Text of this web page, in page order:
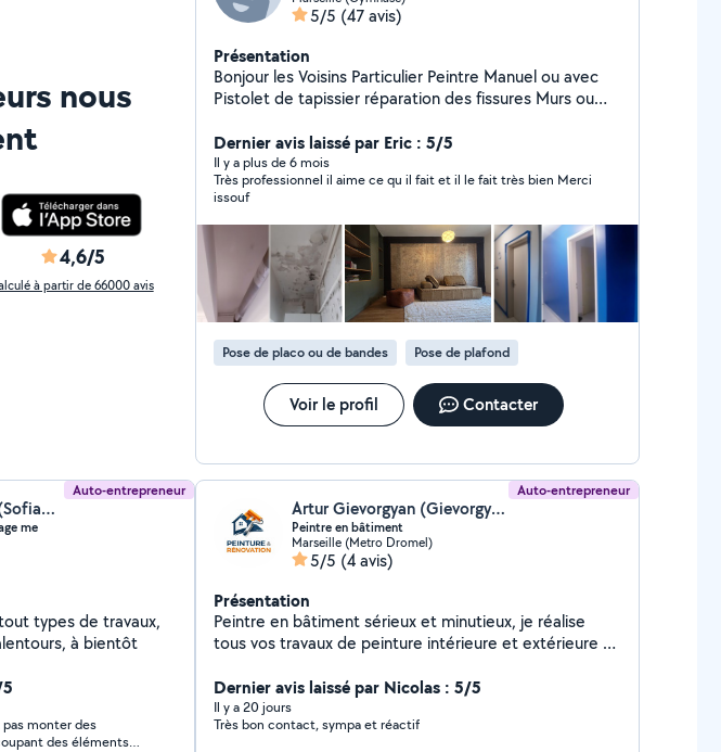
nous
4,6/5
à partir de 66000 avis
5/5 (47 avis)
Présentation
Bonjour les Voisins Particulier Peintre Manuel ou avec
Pistolet de tapissier réparation des fissures Murs ou
n'hésitez pas Laissez sms ou tél apartir de 16h...ou en
week.. merci pour votre confiance !!
Dernier avis laissé par Eric : 5/5
Il y a plus de 6 mois
Très professionnel il aime ce qu il fait et il le fait très bien Merci
issouf
Pose de placo ou de bandes Pose de plafond
Voir le profil Contacter
Auto-entrepreneur
Bouzid Bouabdellah (Sofiaentreprise)
me
à bientôt
pas monter des
des éléments
Auto-entrepreneur
Artur Gievorgyan (Gievorgyan Artur)
Peintre en bâtiment
Marseille (Metro Dromel)
5/5 (4 avis)
Présentation
Peintre en bâtiment sérieux et minutieux, je réalise
tous vos travaux de peinture intérieure et extérieure à
finitions propres et travail de qualité. Devis gratuit.
Dernier avis laissé par Nicolas : 5/5
Il y a 20 jours
Très bon contact, sympa et réactif